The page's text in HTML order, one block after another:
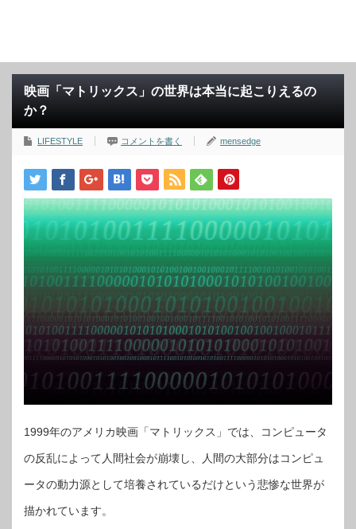
映画「マトリックス」の世界は本当に起こりえるの
か？
LIFESTYLE コメントを書く mensedge
1999年のアメリカ映画「マトリックス」では、コンピュータ
の反乱によって人間社会が崩壊し、人間の大部分はコンピュ
ータの動力源として培養されているだけという悲惨な世界が
描かれています。